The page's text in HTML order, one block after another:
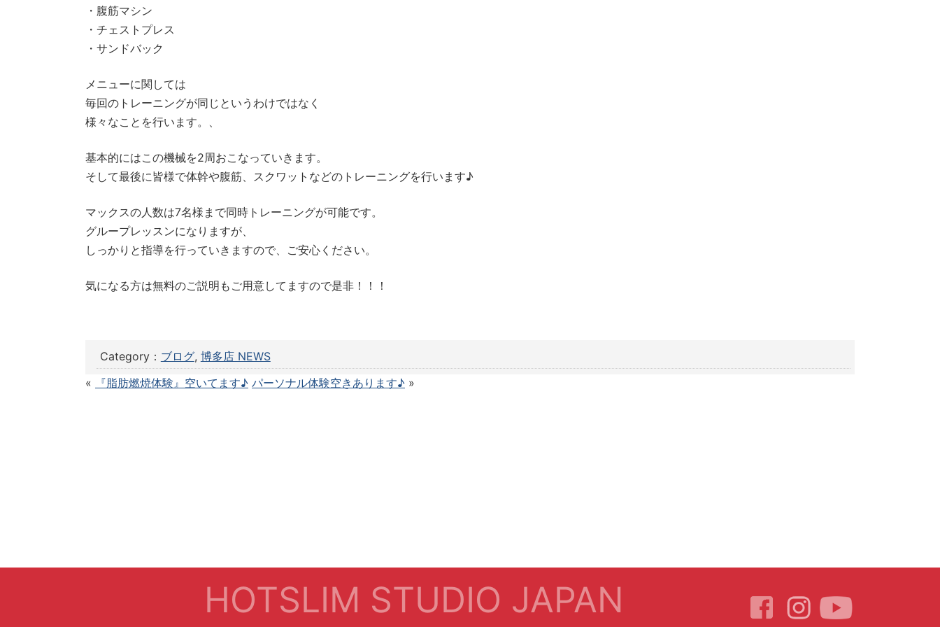
・腹筋マシン
・チェストプレス
・サンドバック
メニューに関しては
毎回のトレーニングが同じというわけではなく
様々なことを行います。、
基本的にはこの機械を2周おこなっていきます。
そして最後に皆様で体幹や腹筋、スクワットなどのトレーニングを行います♪
マックスの人数は7名様まで同時トレーニングが可能です。
グループレッスンになりますが、
しっかりと指導を行っていきますので、ご安心ください。
気になる方は無料のご説明もご用意してますので是非！！！
Category： ブログ, 博多店 NEWS
«
『脂肪燃焼体験』空いてます♪ パーソナル体験空きあります♪ »
HOTSLIM STUDIO JAPAN